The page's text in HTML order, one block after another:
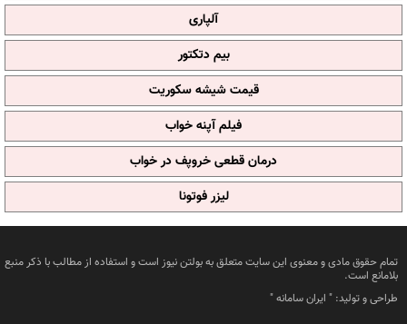
آلپاری
بیم دتکتور
قیمت شیشه سکوریت
فیلم آپنه خواب
درمان قطعی خروپف در خواب
لیزر فوتونا
تمام حقوق مادی و معنوی این سایت متعلق به بولتن نیوز است و استفاده از مطالب با ذکر منبع
بلامانع است.
طراحی و تولید: " ایران سامانه"